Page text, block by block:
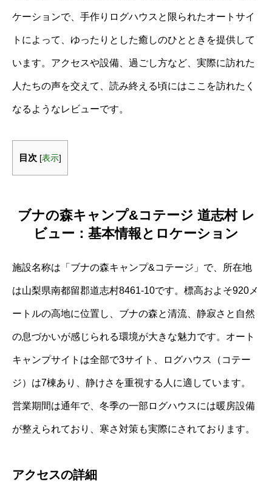
ケーションで、手作りログハウスと限られたオートサイ
トによって、ゆったりとした癒しのひとときを提供して
います。アクセスや設備、過ごし方など、実際に訪れた
人たちの声を交えて、読み終える頃にはここを訪れたく
なるようなレビューです。
目次 [表示]
ブナの森キャンプ&コテージ 道志村 レ
ビュー：基本情報とロケーション
施設名称は「ブナの森キャンプ&コテージ」で、所在地
は山梨県南都留郡道志村8461-10です。標高およそ920メ
ートルの高地に位置し、ブナの森と清流、静寂さと自然
の息づかいが感じられる環境が大きな魅力です。オート
キャンプサイトは全部で3サイト、ログハウス（コテー
ジ）は7棟あり、静けさを重視する人に適しています。
営業期間は通年で、冬季の一部ログハウスには暖房設備
が整えられており、寒さ対策も実際にされております。
アクセスの詳細